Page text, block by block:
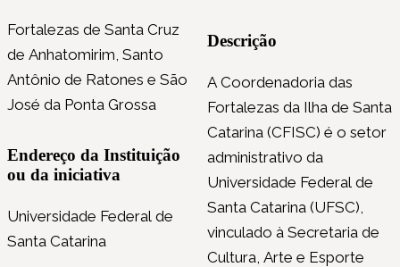
Fortalezas de Santa Cruz
de Anhatomirim, Santo
Antônio de Ratones e São
José da Ponta Grossa
Endereço da Instituição
ou da iniciativa
Universidade Federal de
Santa Catarina
Descrição
A Coordenadoria das
Fortalezas da Ilha de Santa
Catarina (CFISC) é o setor
administrativo da
Universidade Federal de
Santa Catarina (UFSC),
vinculado à Secretaria de
Cultura, Arte e Esporte